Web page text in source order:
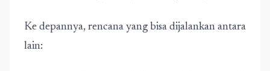
Ke depannya, rencana yang bisa dijalankan antara
lain: